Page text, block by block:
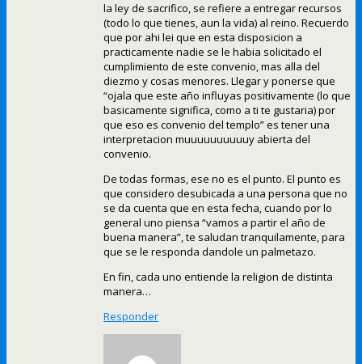
la ley de sacrifico, se refiere a entregar recursos
(todo lo que tienes, aun la vida) al reino. Recuerdo
que por ahi lei que en esta disposicion a
practicamente nadie se le habia solicitado el
cumplimiento de este convenio, mas alla del
diezmo y cosas menores. Llegar y ponerse que
“ojala que este año influyas positivamente (lo que
basicamente significa, como a ti te gustaria) por
que eso es convenio del templo” es tener una
interpretacion muuuuuuuuuuy abierta del
convenio.
De todas formas, ese no es el punto. El punto es
que considero desubicada a una persona que no
se da cuenta que en esta fecha, cuando por lo
general uno piensa “vamos a partir el año de
buena manera”, te saludan tranquilamente, para
que se le responda dandole un palmetazo.
En fin, cada uno entiende la religion de distinta
manera…
Responder